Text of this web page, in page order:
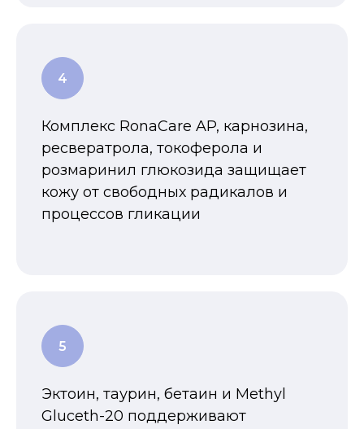
Комплекс RonaCare AP, карнозина,
ресвератрола, токоферола и
розмаринил глюкозида защищает
кожу от свободных радикалов и
процессов гликации
Эктоин, таурин, бетаин и Methyl
Gluceth-20 поддерживают